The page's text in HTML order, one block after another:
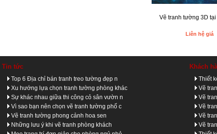
Vẽ tranh tường 3D tại
Liên hệ giá
Tin tức
Top 6 Địa chỉ bán tranh treo tường đẹp n
Xu hướng lựa chọn tranh tường phòng khác
Sự khác nhau giữa thi công cỏ sân vườn n
Vì sao bạn nên chọn vẽ tranh tường phố c
Vẽ tranh tường phong cảnh hoa sen
Những lưu ý khi vẽ tranh phòng khách
Khách
Thiết
Vẽ
Vẽ
Vẽ
Vẽ
Vẽ